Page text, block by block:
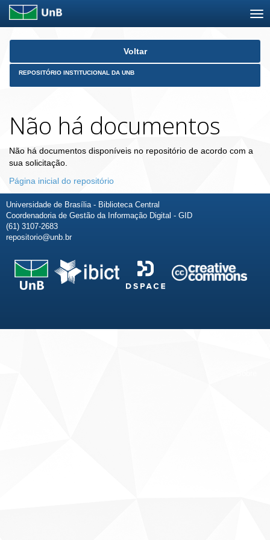
Skip
Voltar
REPOSITÓRIO INSTITUCIONAL DA UNB
Não há documentos
Não há documentos disponíveis no repositório de acordo com a
sua solicitação.
Página inicial do repositório
Universidade de Brasília - Biblioteca Central
Coordenadoria de Gestão da Informação Digital - GID
(61) 3107-2683
repositorio@unb.br